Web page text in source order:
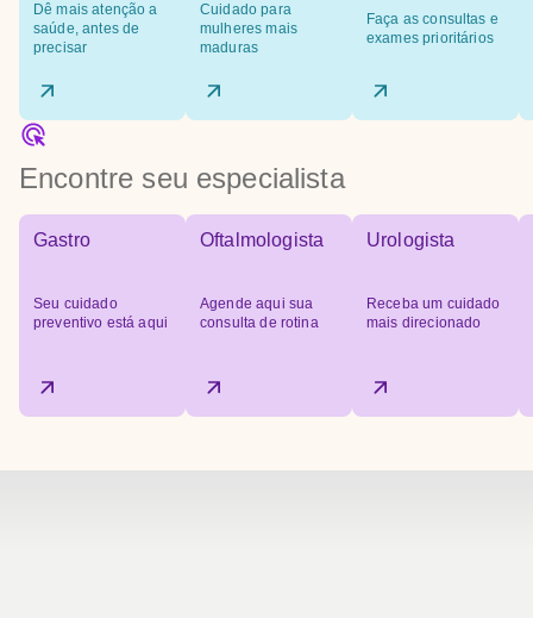
Dê mais atenção a
saúde, antes de
precisar
Cuidado para
mulheres mais
maduras
Faça as consultas e
exames prioritários
Encontre seu especialista
Gastro
Seu cuidado
preventivo está aqui
Oftalmologista
Agende aqui sua
consulta de rotina
Urologista
Receba um cuidado
mais direcionado